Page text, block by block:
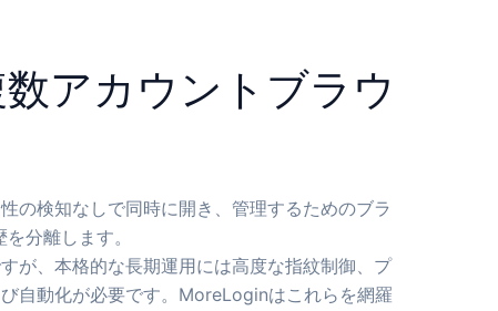
アカウントブラウ
の検知なしで同時に開き、管理するためのブラ
分離します。
が、本格的な長期運用には高度な指紋制御、プ
自動化が必要です。MoreLoginはこれらを網羅